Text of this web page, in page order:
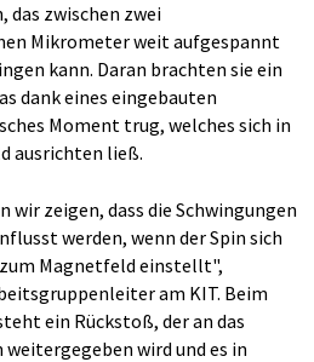
zwischen zwei
Mikrometer weit aufgespannt
kann. Daran brachten sie ein
dank eines eingebauten
Moment trug, welches sich in
ausrichten ließ.
wir zeigen, dass die Schwingungen
werden, wenn der Spin sich
Magnetfeld einstellt",
am KIT. Beim
ein Rückstoß, der an das
wird und es in